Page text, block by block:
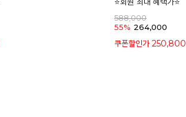
588,000
55% 264,000
쿠폰할인가 250,800